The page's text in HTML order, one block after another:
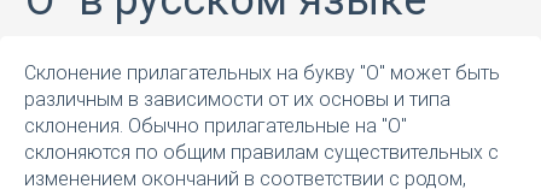
Склонение прилагательных на букву "О" может быть
различным в зависимости от их основы и типа
склонения. Обычно прилагательные на "О"
склоняются по общим правилам существительных с
изменением окончаний в соответствии с родом,